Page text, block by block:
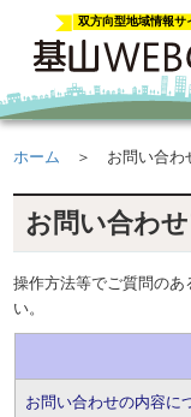
双方向型地域情報サ
ホーム ＞ お問い合わ
お問い合わ
操作方法等でご質問のあ
い。
お問い合わせの内容に